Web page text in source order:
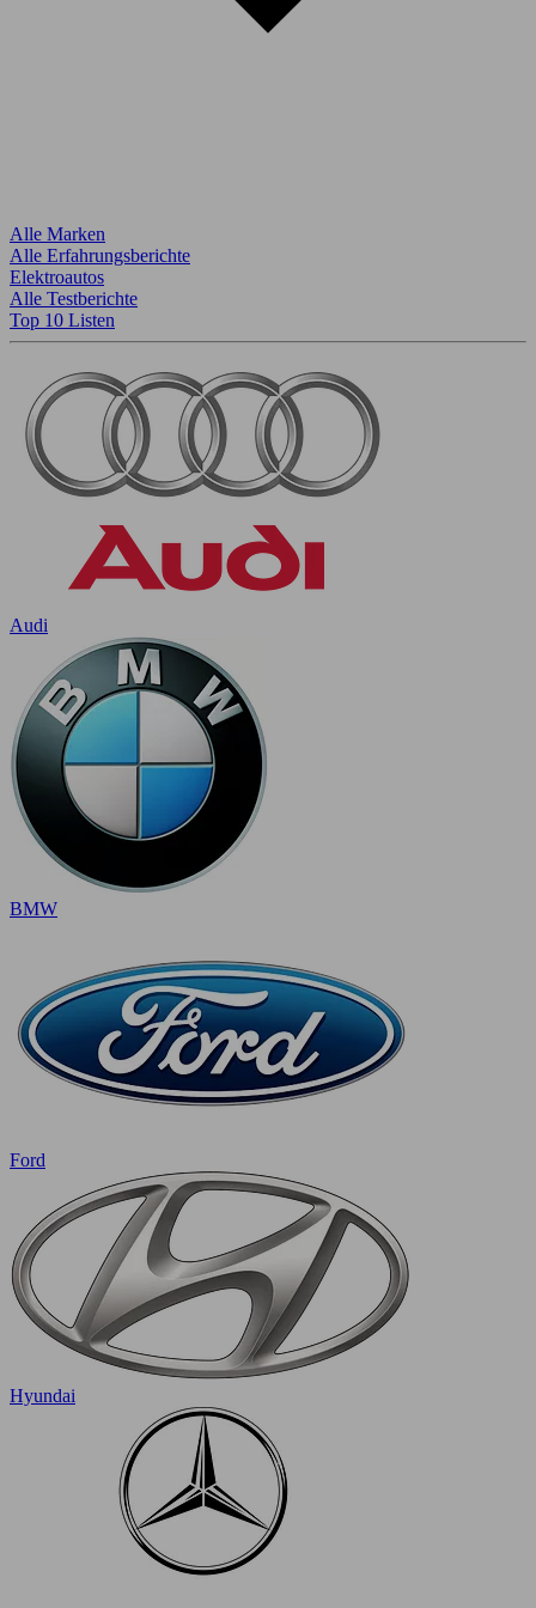
Alle Marken
Alle Erfahrungsberichte
Elektroautos
Alle Testberichte
Top 10 Listen
Audi
BMW
Ford
Hyundai